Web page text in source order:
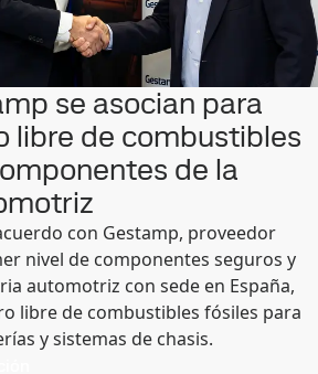
se asocian para
libre de combustibles
de la
con Gestamp, proveedor
nivel de componentes seguros y
automotriz con sede en España,
libre de combustibles fósiles para
y sistemas de chasis.